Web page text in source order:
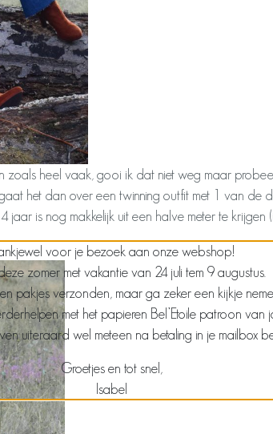
zoals heel vaak, gooi ik dat niet weg maar
het dan over een twinning outfit met 1 van de
is nog makkelijk uit een halve meter te krijgen
voor je bezoek aan onze webshop!
zomer met vakantie van 24 juli tem 9 augustus.
pakjes verzonden, maar ga zeker een kijkje
met het papieren Bel’Etoile patroon van
uiteraard wel meteen na betaling in je mailbox
Groetjes en tot snel,
Isabel